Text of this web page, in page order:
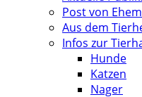
Post von
Aus dem
Infos zur
Hunde
Katzen
Nager